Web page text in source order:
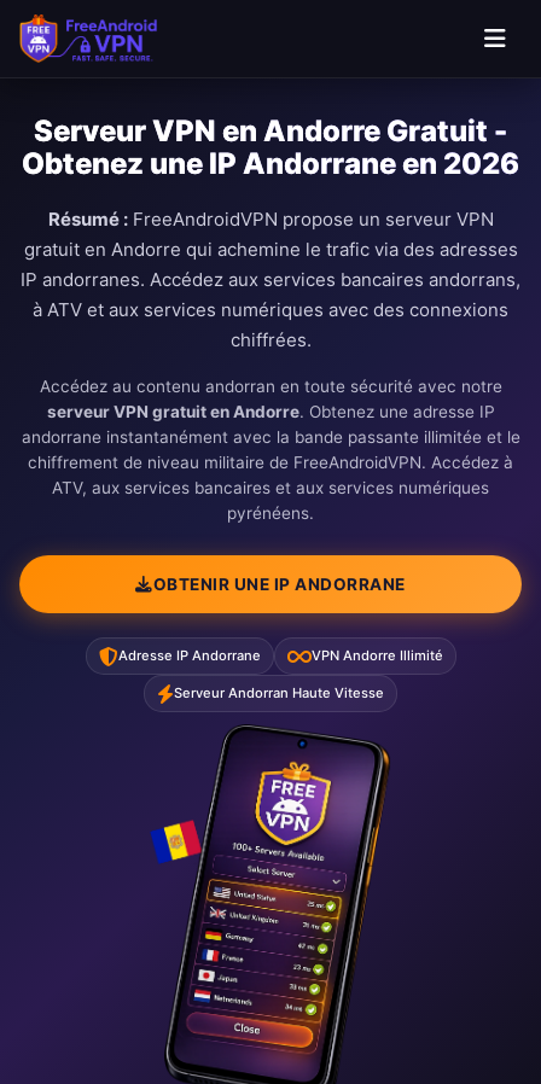
Aller au contenu principal
Serveur VPN en Andorre Gratuit -
Obtenez une IP Andorrane en 2026
Résumé :FreeAndroidVPN propose un serveur VPN
gratuit en Andorre qui achemine le trafic via des adresses
IP andorranes. Accédez aux services bancaires andorrans,
à ATV et aux services numériques avec des connexions
chiffrées.
Accédez au contenu andorran en toute sécurité avec notre
serveur VPN gratuit en Andorre. Obtenez une adresse IP
andorrane instantanément avec la bande passante illimitée et le
chiffrement de niveau militaire de FreeAndroidVPN. Accédez à
ATV, aux services bancaires et aux services numériques
pyrénéens.
OBTENIR UNE IP ANDORRANE
Adresse IP Andorrane VPN Andorre Illimité
Serveur Andorran Haute Vitesse